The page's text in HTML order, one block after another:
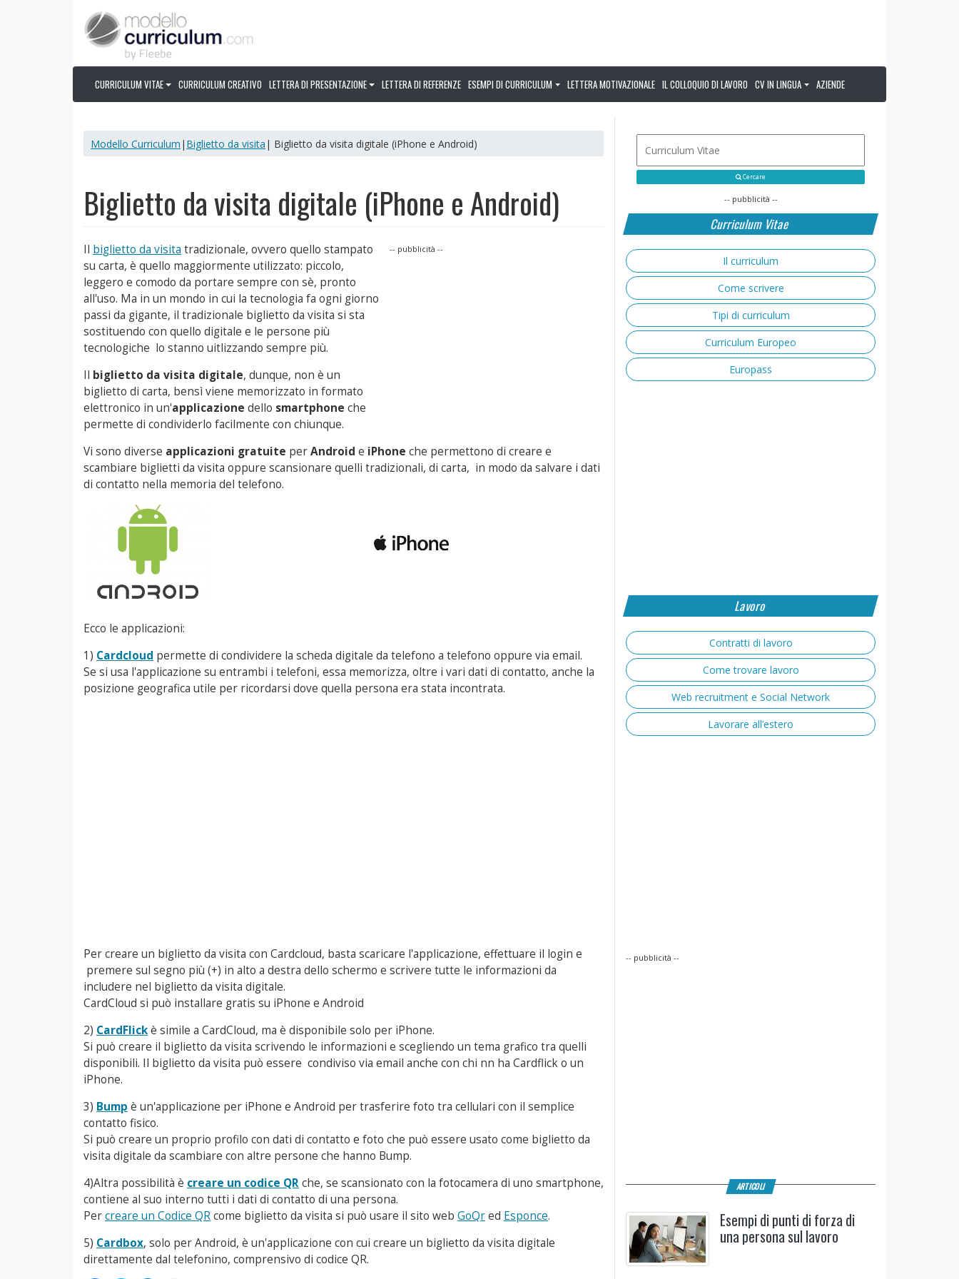
CURRICULUM VITAE CURRICULUM CREATIVO LETTERA DI PRESENTAZIONE LETTERA DI REFERENZE ESEMPI DI CURRICULUM LETTERA MOTIVAZIONALE IL COLLOQUIO DI LAVORO CV IN LINGUA AZIENDE
Modello Curriculum | Biglietto da visita | Biglietto da visita digitale (iPhone e Android)
Biglietto da visita digitale (iPhone e Android)
-- pubblicità --
Il biglietto da visita tradizionale, ovvero quello stampato
su carta, è quello maggiormente utilizzato: piccolo,
leggero e comodo da portare sempre con sè, pronto
all'uso. Ma in un mondo in cui la tecnologia fa ogni giorno
passi da gigante, il tradizionale biglietto da visita si sta
sostituendo con quello digitale e le persone più
tecnologiche lo stanno uitlizzando sempre più.
Il biglietto da visita digitale, dunque, non è un
biglietto di carta, bensì viene memorizzato in formato
elettronico in un'applicazione dello smartphone che
permette di condividerlo facilmente con chiunque.
Vi sono diverse applicazioni gratuite perAndroid e iPhone che permettono di creare e
scambiare biglietti da visita oppure scansionare quelli tradizionali, di carta, in modo da salvare i dati
di contatto nella memoria del telefono.
Ecco le applicazioni:
1) Cardcloud permette di condividere la scheda digitale da telefono a telefono oppure via email.
Se si usa l'applicazione su entrambi i telefoni, essa memorizza, oltre i vari dati di contatto, anche la
posizione geografica utile per ricordarsi dove quella persona era stata incontrata.
Per creare un biglietto da visita con Cardcloud, basta scaricare l'applicazione, effettuare il login e
premere sul segno più (+) in alto a destra dello schermo e scrivere tutte le informazioni da
includere nel biglietto da visita digitale.
CardCloud si può installare gratis su iPhone e Android
2) CardFlickè simile a CardCloud, ma è disponibile solo per iPhone.
Si può creare il biglietto da visita scrivendo le informazioni e scegliendo un tema grafico tra quelli
disponibili. Il biglietto da visita può essere condiviso via email anche con chi nn ha Cardflick o un
iPhone.
3) Bump è un'applicazione per iPhone e Android per trasferire foto tra cellulari con il semplice
contatto fisico.
Si può creare un proprio profilo con dati di contatto e foto che può essere usato come biglietto da
visita digitale da scambiare con altre persone che hanno Bump.
4)Altra possibilità è creare un codice QRche, se scansionato con la fotocamera di uno smartphone,
contiene al suo interno tutti i dati di contatto di una persona.
Percreare un Codice QRcome biglietto da visita si può usare il sito web GoQred Esponce.
5) Cardbox, solo per Android, è un'applicazione con cui creare un biglietto da visita digitale
direttamente dal telefonino, comprensivo di codice QR.
Cercare
-- pubblicità --
Curriculum Vitae
Il curriculum
Come scrivere
Tipi di curriculum
Curriculum Europeo
Europass
Lavoro
Contratti di lavoro
Come trovare lavoro
Web recruitment e Social Network
Lavorare all’estero
-- pubblicità --
ARTICOLI
Esempi di punti di forza di
una persona sul lavoro